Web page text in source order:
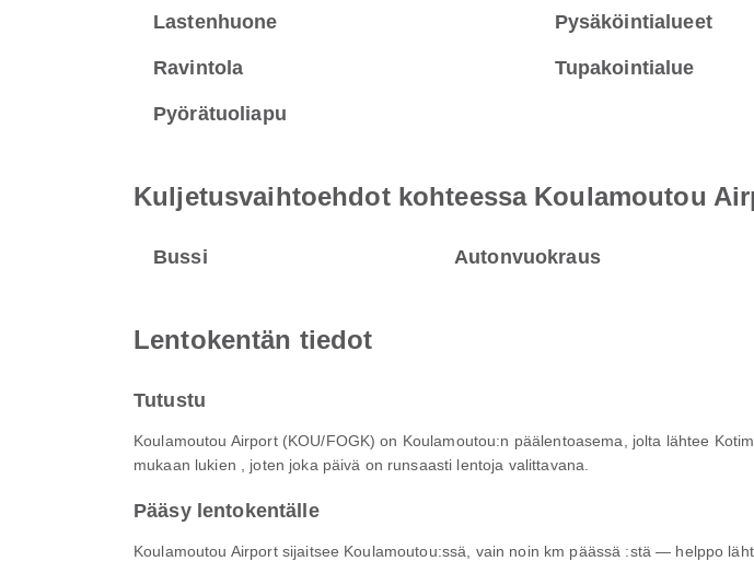
Lastenhuone Pysäköintialueet
Ravintola Tupakointialue
Pyörätuoliapu
Kuljetusvaihtoehdot kohteessa Koulamoutou
Bussi Autonvuokraus
Lentokentän tiedot
Tutustu
Koulamoutou Airport (KOU/FOGK) on Koulamoutou:n päälentoasema, jolta lähtee
mukaan lukien , joten joka päivä on runsaasti lentoja valittavana.
Pääsy lentokentälle
Koulamoutou Airport sijaitsee Koulamoutou:ssä, vain noin km päässä :stä — helppo